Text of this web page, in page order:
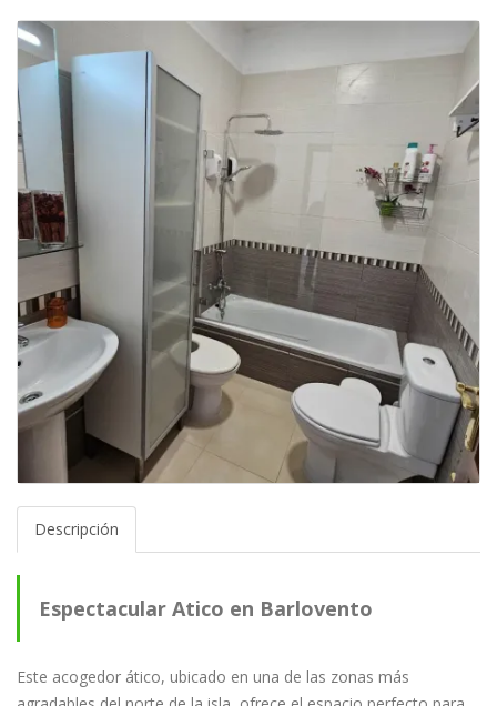
Descripción
Espectacular Atico en Barlovento
Este acogedor ático, ubicado en una de las zonas más